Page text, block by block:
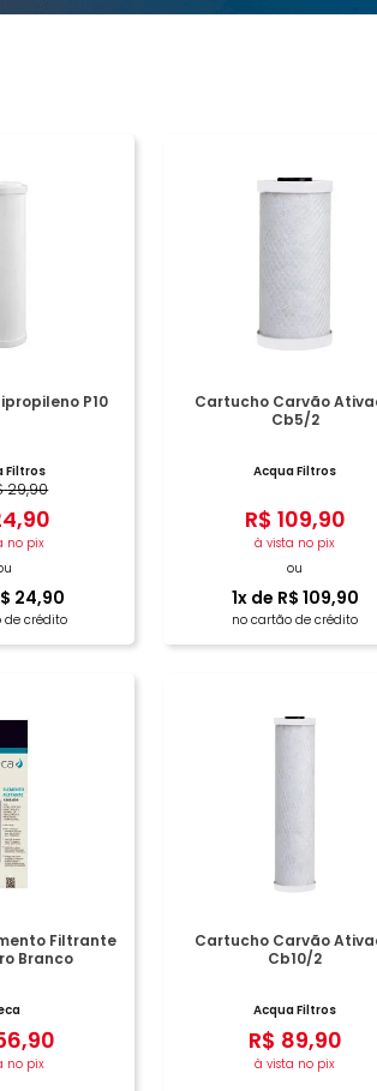
P10
Filtros
29,90
,90
no pix
24,90
de crédito
COMPRAR
Cartucho Carvão
Cb5/2
Acqua Filtros
R$ 109,90
à vista no pix
ou
1x de R$ 109,90
no cartão de crédito
Filtrante
Branco
,90
no pix
Cartucho Carvão
Cb10/2
Acqua Filtros
R$ 89,90
à vista no pix